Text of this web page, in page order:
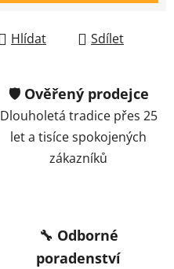
Hlídat Sdílet
🛡️ Ověřený prodejce
Dlouholetá tradice přes 25
let a tisíce spokojených
zákazníků
🔧 Odborné
poradenství